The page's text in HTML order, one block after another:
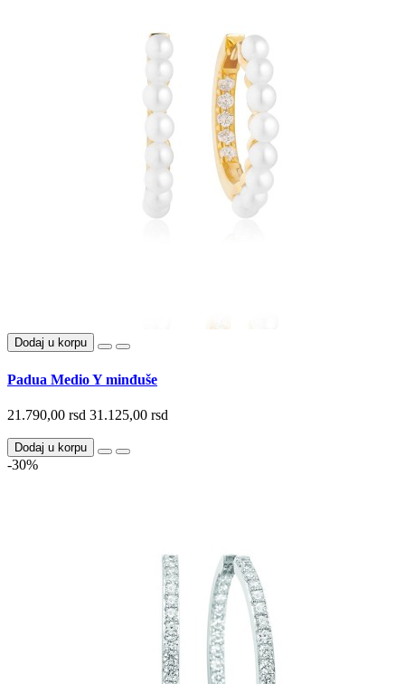
Dodaj u korpu
Padua Medio Y minđuše
21.790,00 rsd 31.125,00 rsd
Dodaj u korpu
-30%